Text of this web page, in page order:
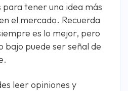
tener una idea más
el mercado. Recuerda
es lo mejor, pero
bajo puede ser señal de
leer opiniones y